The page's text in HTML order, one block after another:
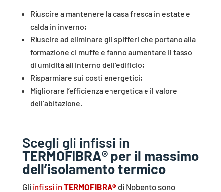
Riuscire a mantenere la casa fresca in estate e
calda in inverno;
Riuscire ad eliminare gli spifferi che portano alla
formazione di muffe e fanno aumentare il tasso
di umidità all’interno dell’edificio;
Risparmiare sui costi energetici;
Migliorare l’efficienza energetica e il valore
dell’abitazione.
Scegli gli infissi in
TERMOFIBRA® per il massimo
dell’isolamento termico
Gli infissi in TERMOFIBRA®di Nobento sono